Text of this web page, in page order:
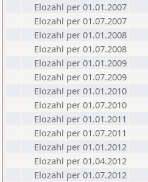
Elozahl per 01.01.2007
Elozahl per 01.07.2007
Elozahl per 01.01.2008
Elozahl per 01.07.2008
Elozahl per 01.01.2009
Elozahl per 01.07.2009
Elozahl per 01.01.2010
Elozahl per 01.07.2010
Elozahl per 01.01.2011
Elozahl per 01.07.2011
Elozahl per 01.01.2012
Elozahl per 01.04.2012
Elozahl per 01.07.2012